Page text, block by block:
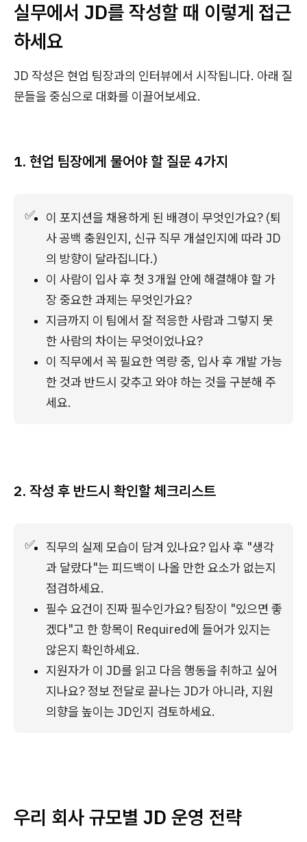
실무에서 JD를 작성할 때 이렇게 접근
하세요
JD 작성은 현업 팀장과의 인터뷰에서 시작됩니다. 아래 질
문들을 중심으로 대화를 이끌어보세요.
1. 현업 팀장에게 물어야 할 질문 4가지
✅
이 포지션을 채용하게 된 배경이 무엇인가요? (퇴
사 공백 충원인지, 신규 직무 개설인지에 따라 JD
의 방향이 달라집니다.)
이 사람이 입사 후 첫 3개월 안에 해결해야 할 가
장 중요한 과제는 무엇인가요?
지금까지 이 팀에서 잘 적응한 사람과 그렇지 못
한 사람의 차이는 무엇이었나요?
이 직무에서 꼭 필요한 역량 중, 입사 후 개발 가능
한 것과 반드시 갖추고 와야 하는 것을 구분해 주
세요.
2. 작성 후 반드시 확인할 체크리스트
✅
직무의 실제 모습이 담겨 있나요? 입사 후 "생각
과 달랐다"는 피드백이 나올 만한 요소가 없는지
점검하세요.
필수 요건이 진짜 필수인가요? 팀장이 "있으면 좋
겠다"고 한 항목이 Required에 들어가 있지는
않은지 확인하세요.
지원자가 이 JD를 읽고 다음 행동을 취하고 싶어
지나요? 정보 전달로 끝나는 JD가 아니라, 지원
의향을 높이는 JD인지 검토하세요.
우리 회사 규모별 JD 운영 전략